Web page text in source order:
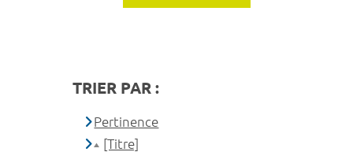
TRIER PAR :
Pertinence
[Titre]